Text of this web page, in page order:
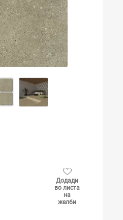
Додади
во листа
на
желби